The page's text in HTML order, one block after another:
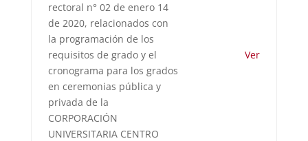
rectoral n° 02 de enero 14
de 2020, relacionados con
la programación de los
requisitos de grado y el
cronograma para los grados
en ceremonias pública y
privada de la
CORPORACIÓN
UNIVERSITARIA CENTRO
Ver